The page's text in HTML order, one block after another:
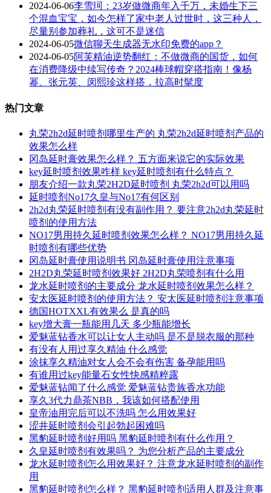
2024-06-06李雪珂：23岁做微商年入千万，未婚生下三
个混血宝宝，如今怎样了家中老人过世时，这三种人，
尽量别参加葬礼，这可不是迷信
2024-06-05微信聊天生成器无水印免费的app？
2024-06-05阿芙精油逆势翻红：不做微商的国货，如何
在消费降级中续写传奇？2024棒球帽穿搭指南！像杨
幂、张元英、闵熙珍这样搭，拉高时髦度
热门文章
丸荣2h2d延时喷剂哪里生产的 丸荣2h2d延时喷剂产品的
效果怎么样
冈岛延时膏效果怎么样？ 五方面来说它的实际效果
key延时喷剂效果咋样 key延时喷剂有什么特点？
朋友介绍一款丸荣2H2D延时喷剂 丸荣2h2d可以用吗
延时喷剂No17久皇与No17有何区别
2h2d丸荣延时喷剂有没有副作用？ 要注意2h2d丸荣延时
喷剂的使用方法
NO17男用持久延时喷剂效果怎么样？ NO17男用持久延
时喷剂有哪些优势
冈岛延时膏使用说明书 冈岛延时膏使用注意事项
2H2D丸荣延时喷剂效果好 2H2D丸荣喷剂有什么用
龙水延时喷剂的主要成分 龙水延时喷剂效果怎么样？
安太医延时喷剂的使用方法？ 安太医延时喷剂注意事项
德国HOTXXL有效果么 是真的吗
key增大膏一瓶能用几天 多少瓶能增长
爱魅蓝钻香水可以让女人主动吗 是不是脱衣服的那种
有没有人用过享久精油 什么感觉
涂抹享久精油对女人会不会有伤害 备孕能用吗
有谁用过key能量石女性快感精粹露
爱魅蓝钻闻了什么感觉 爱魅蓝钻贵族香水功能
享久3代力鼎茶NBB，我该如何搭配使用
皇帝油用完后可以不洗吗 怎么用效果好
涩井延时喷剂会引起勃起困难吗
黑豹延时喷剂好用吗 黑豹延时喷剂有什么作用？
久皇延时喷剂有效果吗？ 为您分析产品的主要成分
龙水延时喷剂怎么用效果好？ 注意龙水延时喷剂的副作
用
黑豹延时喷剂怎么样？ 黑豹延时喷剂适用人群及注意事